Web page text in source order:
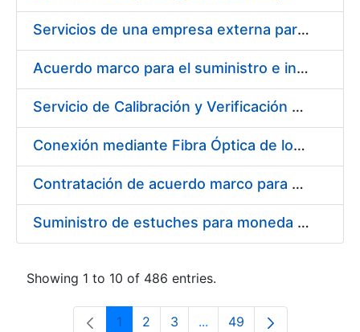
Servicios de una empresa externa para el asesoramiento y resolución de los recursos de alzada que se presentan relacionados con procesos de selección para la FNMT-RCM
Acuerdo marco para el suministro e instalación de persianas, estores y otros complementos
Servicio de Calibración y Verificación Externa de los Equipos de Medición del Servicio de Prevención de la FNMT-RCM
Conexión mediante Fibra Óptica de los Centros de Proceso de Datos (CPDs) de las sedes de la FNMT-RCM de Burgos y Madrid
Contratación de acuerdo marco para el Suministro de Material de Electricidad para la Fábrica Nacional de Moneda y Timbre-Real Casa de la Moneda en su centro de trabajo de Burgos
Suministro de estuches para moneda de 30 €
Showing 1 to 10 of 486 entries.
Page
1 Page
2 Page
3 ...Intermediate Pages Use
Page
49